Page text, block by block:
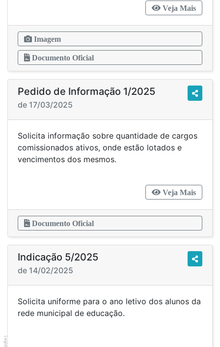
Veja Mais
Imagem
Documento Oficial
Pedido de Informação 1/2025
de 17/03/2025
Solicita informação sobre quantidade de cargos
comissionados ativos, onde estão lotados e
vencimentos dos mesmos.
Veja Mais
Documento Oficial
Indicação 5/2025
de 14/02/2025
Solicita uniforme para o ano letivo dos alunos da
rede municipal de educação.